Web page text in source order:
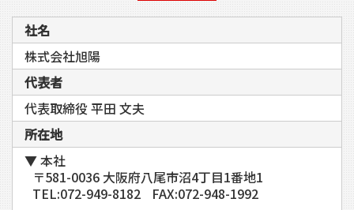
社名
株式会社旭陽
代表者
代表取締役 平田 文夫
所在地
▼ 本社
〒581-0036 大阪府八尾市沼4丁目1番地1
TEL:072-949-8182
FAX:072-948-1992